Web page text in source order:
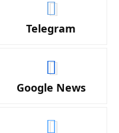
Telegram
Google News